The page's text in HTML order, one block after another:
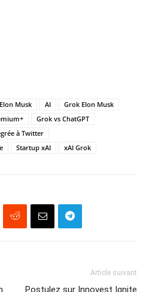
Musk AI
Grok Elon Musk
Grok vs ChatGPT
à Twitter
Startup xAI xAI Grok
Article suivant
Postulez sur Innovest Ignite